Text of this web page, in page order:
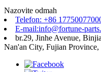
Nazovite odmah
Telefon: +86
E-mail:info@fortune-
br.29, Jinhe Avenue,
Nan'an City, Fujian Province,